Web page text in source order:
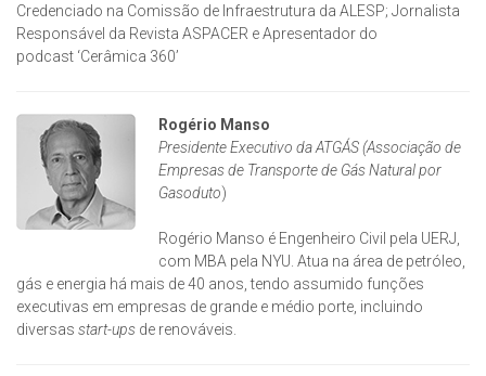
Credenciado na Comissão de Infraestrutura da ALESP; Jornalista
Responsável da Revista ASPACER e Apresentador do
podcast ‘Cerâmica 360’
Rogério Manso
Presidente Executivo da ATGÁS (Associação de
Empresas de Transporte de Gás Natural por
Gasoduto)
Rogério Manso é Engenheiro Civil pela UERJ,
com MBA pela NYU. Atua na área de petróleo,
gás e energia há mais de 40 anos, tendo assumido funções
executivas em empresas de grande e médio porte, incluindo
diversas start-ups de renováveis.